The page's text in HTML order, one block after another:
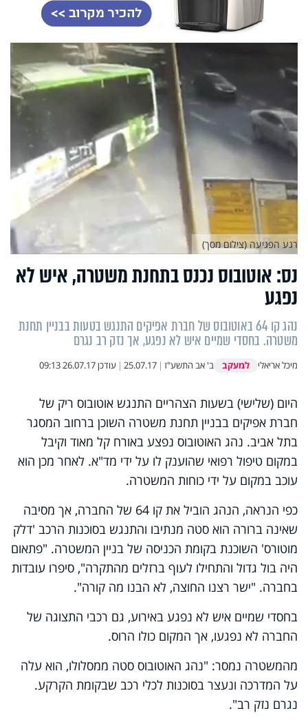
נס: אוטובוס נכנס בתחנת משטרה, איש לא
נפגע
נהג קו 64 באוטובוס של חברת אפיקים התנגש בטעות בבניין תחנת
משטרה. בחסדי שמיים איש לא נפגע, אך נזק רב נגרם
מיכל אריאלי למעקב ב' אב התשע"ז |
25.07.17
| עודכן26.07.17 09:13
רגע הפגיעה (צילום מסך)
היום (שלישי) בשעות הצהריים התנגש אוטובוס ריק של
חברת אפיקים בבניין תחנת משטרה השוכן ברחוב המסגר
בתל אביב. נהג האוטובוס נפצע באורח קל מאוד וקיבל
במקום טיפול רפואי שהוענק לו על ידי מד"א. לאחר מכן הוא
עוכב במקום על ידי כוחות המשטרה.
כפי הנראה, הנהג הוביל את קו 64 של החברה, אך מסיבה
שאינה ברורה הוא סטה מנתיבו והתנגש בסוכנות הרכב 'דלק
מוטורס' השוכנת בקומת הכניסה של בניין המשטרה. "פתאום
היה בול גדול והתחילו לעוף ברזלים מהתקרה", סיפרו עובדות
בחברה. "ישר רצנו החוצה, לא הבנו מה קורה".
בחסדי שמיים איש לא נפגע באירוע, גם רכבי התצוגה של
החברה לא נפגעו, אך המקום כולו הרוס.
מהמשטרה נמסר: "נהג האוטובוס סטה ממסלולו, הוא עלה
על המדרכה ונעצר בסוכנות לכלי רכב שבקומת הקרקע.
נגרם נזק רב".